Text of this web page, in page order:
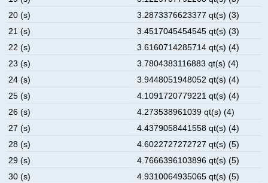
20 (s)
3.2873376623377 qt(s) (3)
21 (s)
3.4517045454545 qt(s) (3)
22 (s)
3.6160714285714 qt(s) (4)
23 (s)
3.7804383116883 qt(s) (4)
24 (s)
3.9448051948052 qt(s) (4)
25 (s)
4.1091720779221 qt(s) (4)
26 (s)
4.273538961039 qt(s) (4)
27 (s)
4.4379058441558 qt(s) (4)
28 (s)
4.6022727272727 qt(s) (5)
29 (s)
4.7666396103896 qt(s) (5)
30 (s)
4.9310064935065 qt(s) (5)